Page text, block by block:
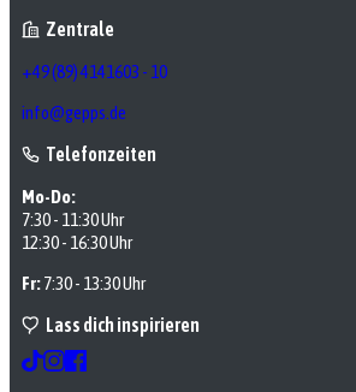
Zentrale
+49 (89) 4141603 - 10
info@gepps.de
Telefonzeiten
Mo-Do:
7:30 - 11:30 Uhr
12:30 - 16:30 Uhr
Fr:7:30 - 13:30 Uhr
Lass dich inspirieren